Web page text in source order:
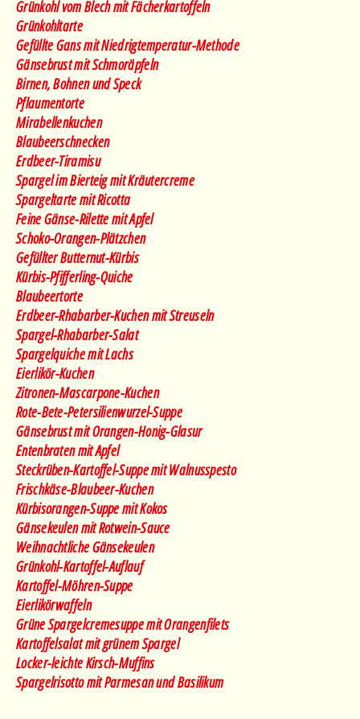
Grünkohl vom Blech mit Fächerkartoffeln
Grünkohltarte
Gefüllte Gans mit Niedrigtemperatur-Methode
Gänsebrust mit Schmoräpfeln
Birnen, Bohnen und Speck
Pflaumentorte
Mirabellenkuchen
Blaubeerschnecken
Erdbeer-Tiramisu
Spargel im Bierteig mit Kräutercreme
Spargeltarte mit Ricotta
Feine Gänse-Rilette mit Apfel
Schoko-Orangen-Plätzchen
Gefüllter Butternut-Kürbis
Kürbis-Pfifferling-Quiche
Blaubeertorte
Erdbeer-Rhabarber-Kuchen mit Streuseln
Spargel-Rhabarber-Salat
Spargelquiche mit Lachs
Eierlikör-Kuchen
Zitronen-Mascarpone-Kuchen
Rote-Bete-Petersilienwurzel-Suppe
Gänsebrust mit Orangen-Honig-Glasur
Entenbraten mit Apfel
Steckrüben-Kartoffel-Suppe mit Walnusspesto
Frischkäse-Blaubeer-Kuchen
Kürbisorangen-Suppe mit Kokos
Gänsekeulen mit Rotwein-Sauce
Weihnachtliche Gänsekeulen
Grünkohl-Kartoffel-Auflauf
Kartoffel-Möhren-Suppe
Eierlikörwaffeln
Grüne Spargelcremesuppe mit Orangenfilets
Kartoffelsalat mit grünem Spargel
Locker-leichte Kirsch-Muffins
Spargelrisotto mit Parmesan und Basilikum